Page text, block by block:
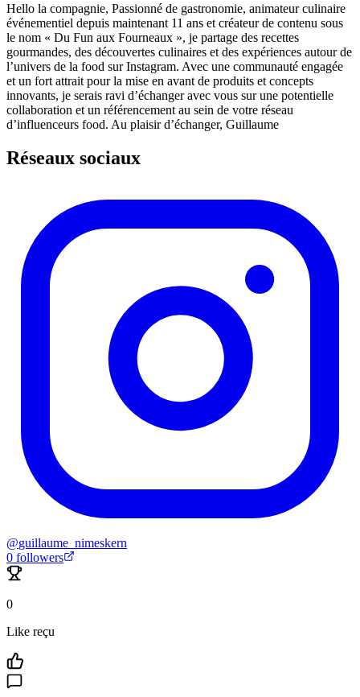
Hello la compagnie, Passionné de gastronomie, animateur culinaire
événementiel depuis maintenant 11 ans et créateur de contenu sous
le nom « Du Fun aux Fourneaux », je partage des recettes
gourmandes, des découvertes culinaires et des expériences autour de
l’univers de la food sur Instagram. Avec une communauté engagée
et un fort attrait pour la mise en avant de produits et concepts
innovants, je serais ravi d’échanger avec vous sur une potentielle
collaboration et un référencement au sein de votre réseau
d’influenceurs food. Au plaisir d’échanger, Guillaume
Réseaux sociaux
@guillaume_nimeskern
0 followers
0
Like reçu